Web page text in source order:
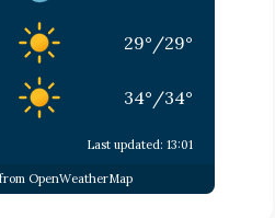
29° /29°
34° /34°
Last updated: 13:01
OpenWeatherMap